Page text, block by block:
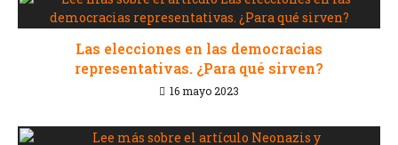
Las elecciones en las democracias
representativas. ¿Para qué sirven?
16 mayo 2023